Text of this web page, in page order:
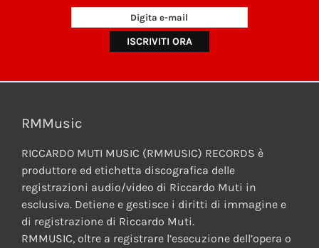
RMMusic
RICCARDO MUTI MUSIC (RMMUSIC) RECORDS è
produttore ed etichetta discografica delle
registrazioni audio/video di Riccardo Muti in
esclusiva. Detiene e gestisce i diritti di immagine e
di registrazione di Riccardo Muti.
RMMUSIC, oltre a registrare l’esecuzione dell’opera o